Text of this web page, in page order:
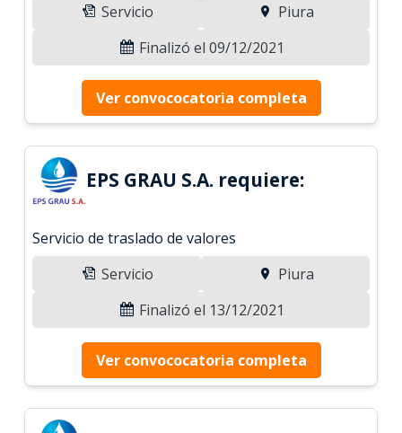
Servicio
Piura
Finalizó el 09/12/2021
Ver convococatoria completa
EPS GRAU S.A. requiere:
Servicio de traslado de valores
Servicio
Piura
Finalizó el 13/12/2021
Ver convococatoria completa